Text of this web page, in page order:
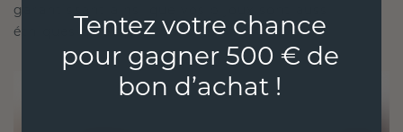
garantissant ainsi que vos bijoux sont aussi
éthiques qu'exquis.
Tentez votre chance
pour gagner 500 € de
bon d’achat !